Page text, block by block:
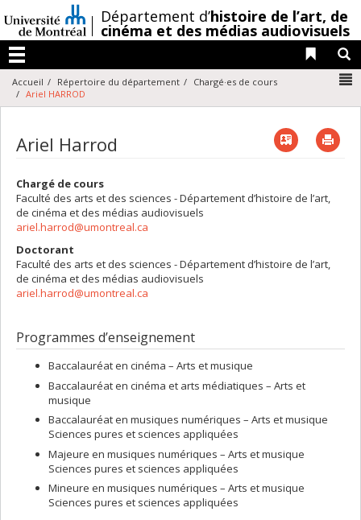
au
contenu
/Département d’histoire de l’art, de
cinéma et des médias audiovisuels
Menu
Liens
Accueil Répertoire du département
Chargé·es de cours
Ariel HARROD
Ariel Harrod Vcard
Chargé de cours
Faculté des arts et des sciences - Département d’histoire de l’art,
de cinéma et des médias audiovisuels
ariel.harrod@umontreal.ca
Doctorant
Faculté des arts et des sciences - Département d’histoire de l’art,
de cinéma et des médias audiovisuels
ariel.harrod@umontreal.ca
Programmes d’enseignement
Baccalauréat en cinéma – Arts et musique
Baccalauréat en cinéma et arts médiatiques – Arts et
musique
Baccalauréat en musiques numériques – Arts et musique
Sciences pures et sciences appliquées
Majeure en musiques numériques – Arts et musique
Sciences pures et sciences appliquées
Mineure en musiques numériques – Arts et musique
Sciences pures et sciences appliquées